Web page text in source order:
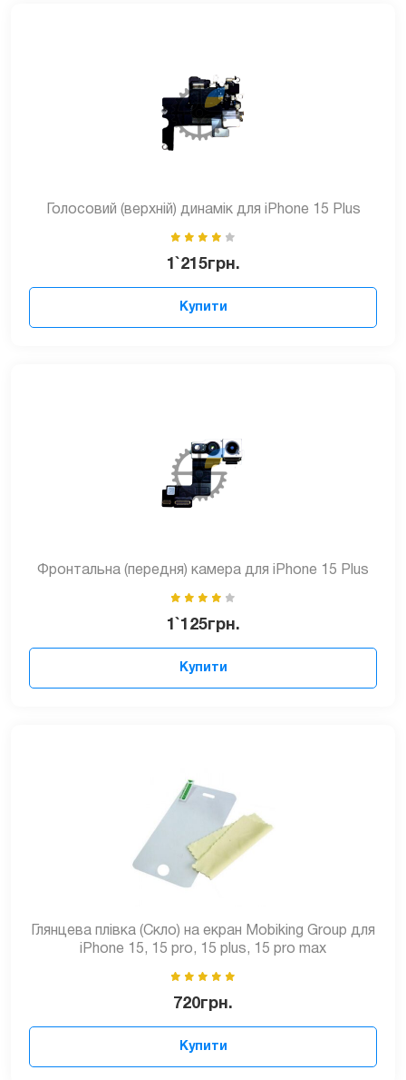
Голосовий (верхній) динамік для iPhone 15 Plus
1`215грн.
Купити
Фронтальна (передня) камера для iPhone 15 Plus
1`125грн.
Купити
Глянцева плівка (Скло) на екран Mobiking Group для
iPhone 15, 15 pro, 15 plus, 15 pro max
720грн.
Купити